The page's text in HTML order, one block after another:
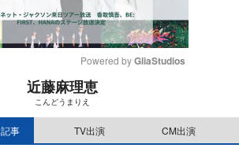
Powered by GliaStudios
近藤麻理恵
こんどうまりえ
記事 TV出演 CM出演